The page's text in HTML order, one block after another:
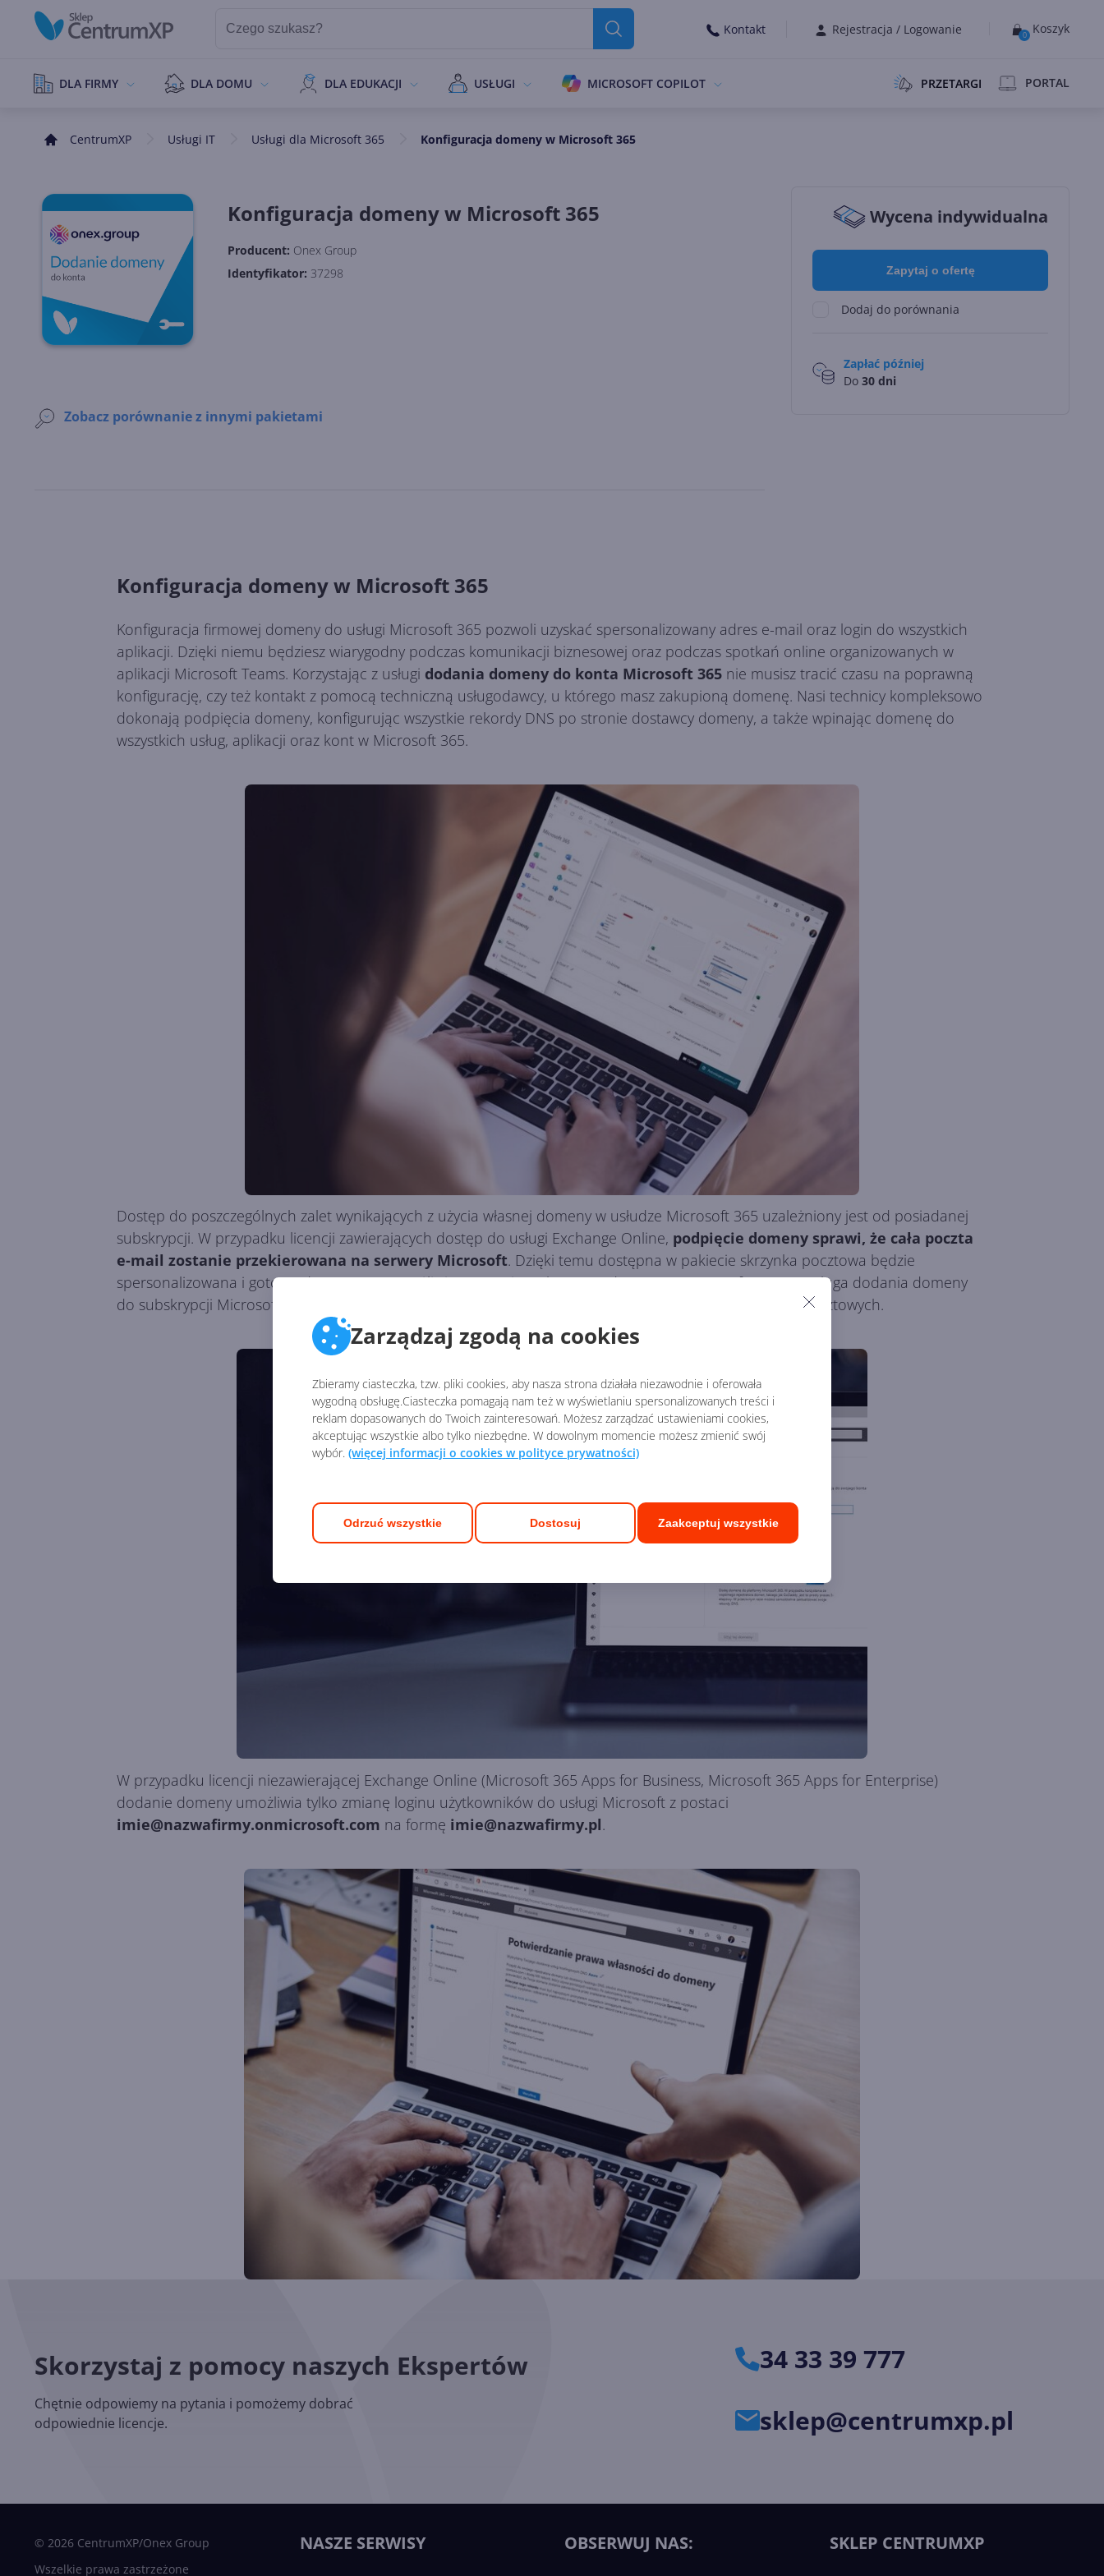
Zarządzaj zgodą na cookies
Zbieramy ciasteczka, tzw. pliki cookies, aby nasza strona działała niezawodnie i oferowała
wygodną obsługę.Ciasteczka pomagają nam też w wyświetlaniu spersonalizowanych treści i
reklam dopasowanych do Twoich zainteresowań. Możesz zarządzać ustawieniami cookies,
akceptując wszystkie albo tylko niezbędne. W dowolnym momencie możesz zmienić swój
wybór. (więcej informacji o cookies w polityce prywatności)
Odrzuć wszystkie Dostosuj Zaakceptuj wszystkie
Kontakt Rejestracja / Logowanie 0 Koszyk
DLA FIRMY DLA DOMU DLA EDUKACJI USŁUGI MICROSOFT COPILOT PRZETARGI PORTAL
CentrumXP Usługi IT Usługi dla Microsoft 365 Konfiguracja domeny w Microsoft 365
Konfiguracja domeny w Microsoft 365 Wycena indywidualna
Zapytaj o ofertę
Dodaj do porównania
Zapłać później
Do 30 dni
Producent: Onex Group
Identyfikator: 37298
Zobacz porównanie z innymi pakietami
Konfiguracja domeny w Microsoft 365
Konfiguracja firmowej domeny do usługi Microsoft 365 pozwoli uzyskać spersonalizowany adres e-mail oraz login do wszystkich
aplikacji. Dzięki niemu będziesz wiarygodny podczas komunikacji biznesowej oraz podczas spotkań online organizowanych w
aplikacji Microsoft Teams. Korzystając z usługi dodania domeny do konta Microsoft 365 nie musisz tracić czasu na poprawną
konfigurację, czy też kontakt z pomocą techniczną usługodawcy, u którego masz zakupioną domenę. Nasi technicy kompleksowo
dokonają podpięcia domeny, konfigurując wszystkie rekordy DNS po stronie dostawcy domeny, a także wpinając domenę do
wszystkich usług, aplikacji oraz kont w Microsoft 365.
Dostęp do poszczególnych zalet wynikających z użycia własnej domeny w usłudze Microsoft 365 uzależniony jest od posiadanej
subskrypcji. W przypadku licencji zawierających dostęp do usługi Exchange Online, podpięcie domeny sprawi, że cała poczta
e-mail zostanie przekierowana na serwery Microsoft. Dzięki temu dostępna w pakiecie skrzynka pocztowa będzie
spersonalizowana i gotowa do pracy, co umożliwi rezygnację z obecnego dostawcy poczty. Oferowana usługa dodania domeny
do subskrypcji Microsoft 365 nie zawiera w sobie migracji ani kopii danych dotychczasowych skrzynek pocztowych.
W przypadku licencji niezawierającej Exchange Online (Microsoft 365 Apps for Business, Microsoft 365 Apps for Enterprise)
dodanie domeny umożliwia tylko zmianę loginu użytkowników do usługi Microsoft z postaci
imie@nazwafirmy.onmicrosoft.com na formę imie@nazwafirmy.pl.
Skorzystaj z pomocy naszych Ekspertów
Chętnie odpowiemy na pytania i pomożemy dobrać
odpowiednie licencje.
34 33 39 777
sklep@centrumxp.pl
© 2026 CentrumXP/Onex Group
Wszelkie prawa zastrzeżone
NASZE SERWISY OBSERWUJ NAS: SKLEP CENTRUMXP